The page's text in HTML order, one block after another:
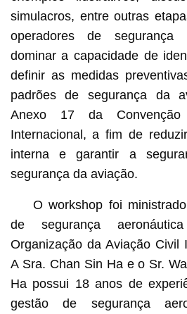
simulacros, entre outras
operadores de segurança
dominar a capacidade de
definir as medidas
padrões de segurança da
Anexo 17 da
Internacional, a fim de
interna e garantir a
segurança da aviação.
O workshop foi
de segurança
Organização da Aviação Civil
A Sra. Chan Sin Ha e o Sr.
Ha possui 18 anos de
gestão de segurança